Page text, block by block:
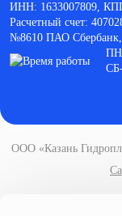
ИНН: 1633007809,
Расчетный счет:
№8610 ПАО Сбербанк,
ООО «Казань